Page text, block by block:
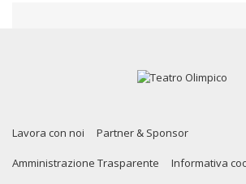
Lavora con noi Partner & Sponsor
Amministrazione Trasparente Informativa